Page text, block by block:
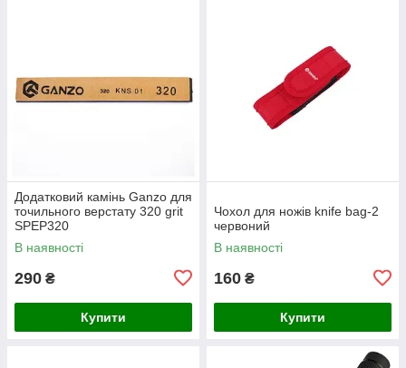
Додатковий камінь Ganzo для
точильного верстату 320 grit
SPEP320
В наявності
290 ₴
Купити
Чохол для ножів knife bag-2
червоний
В наявності
160 ₴
Купити